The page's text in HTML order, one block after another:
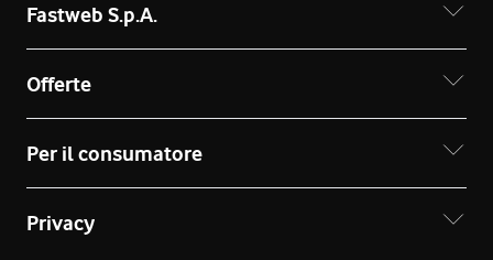
Fastweb S.p.A.
Offerte
Per il consumatore
Privacy